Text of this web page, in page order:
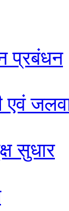
प्रबंधन
एवं
सुधार